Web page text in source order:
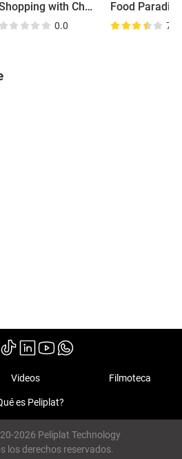
Shopping with Chefs
0.0
Food Paradise
7.7
Videos Filmoteca
es Peliplat?
2026 Peliplat Technology
los derechos reservados.